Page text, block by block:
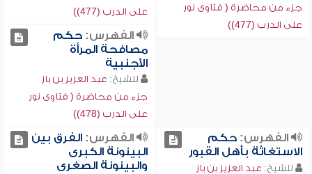
جزء من محاضرة ( فتاوى نور
على الدرب (477))
على الدرب (477))
الفهرس:حكم
مصافحة المرأة
الأجنبية
للشيخ: عبد العزيز بن باز
جزء من محاضرة ( فتاوى نور
على الدرب (478))
الفهرس:حكم
الاستغاثة بأهل القبور
للشيخ: عبد العزيز بن باز
الفهرس:الفرق بين
البينونة الكبرى
والبينونة الصغرى